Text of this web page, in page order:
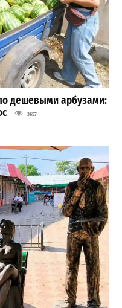
дешевыми арбузами:
3657